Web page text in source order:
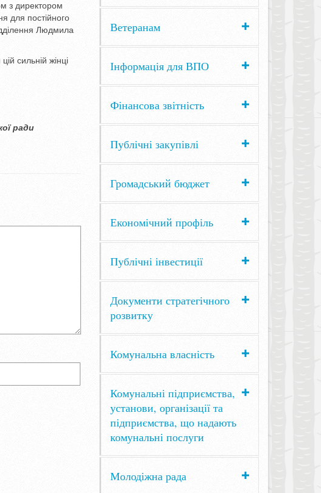
з директором
для постійного
Людмила
сильній жінці
ради
Ветеранам
Інформація для ВПО
Фінансова звітність
Публічні закупівлі
Громадський бюджет
Економічний профіль
Публічні інвестиції
Документи стратегічного
розвитку
Комунальна власність
Комунальні підприємства,
установи, організації та
підприємства, що надають
комунальні послуги
Молодіжна рада